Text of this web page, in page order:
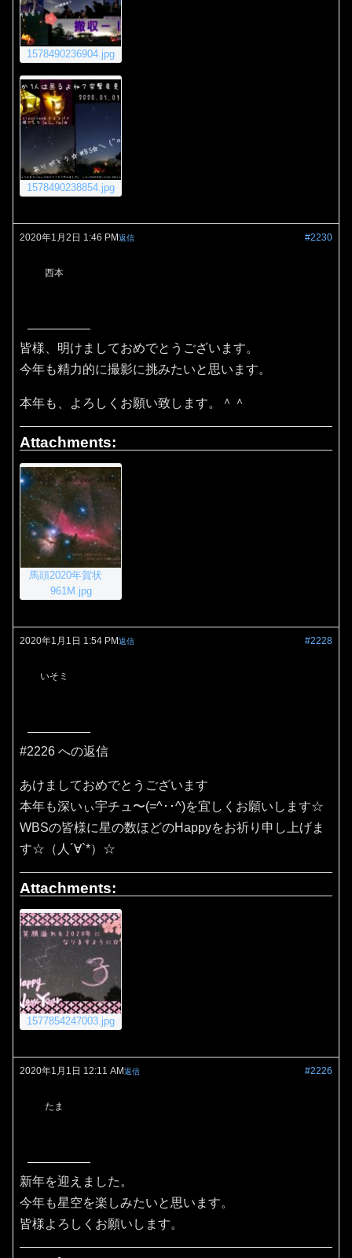
1578490236904.jpg
1578490238854.jpg
2020年1月2日 1:46 PM #2230
返信
西本
皆様、明けましておめでとうございます。
今年も精力的に撮影に挑みたいと思います。
本年も、よろしくお願い致します。＾＾
Attachments:
馬頭2020年賀状
961M.jpg
2020年1月1日 1:54 PM #2228
返信
いそミ
#2226 への返信
あけましておめでとうございます
本年も深いぃ宇チュ〜(=^･･^)を宜しくお願いします☆
WBSの皆様に星の数ほどのHappyをお祈り申し上げま
す☆（人´∀`*）☆
Attachments:
1577854247003.jpg
2020年1月1日 12:11 AM #2226
返信
たま
新年を迎えました。
今年も星空を楽しみたいと思います。
皆様よろしくお願いします。